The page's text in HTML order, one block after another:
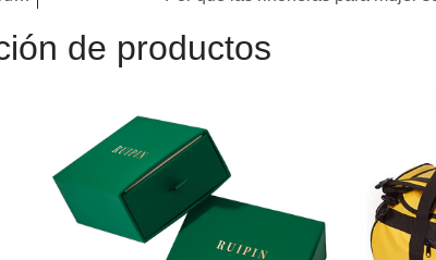
de productos